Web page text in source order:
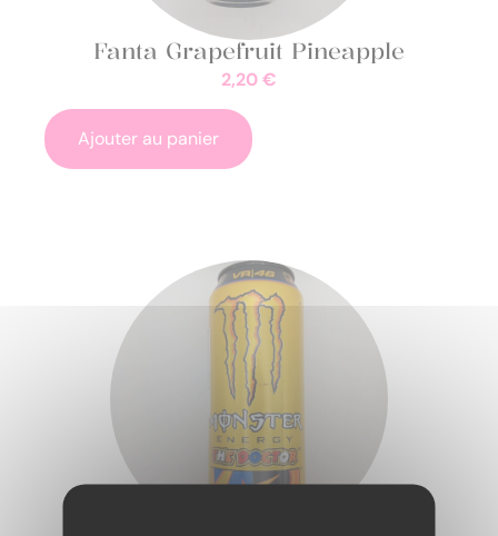
Fanta Grapefruit Pineapple
2,20€
Ajouter au panier